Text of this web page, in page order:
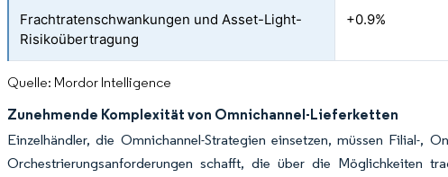
Frachtratenschwankungen und Asset-Light-
Risikoübertragung
+0.9%
Quelle: Mordor Intelligence
Zunehmende Komplexität von Omnichannel-Lieferketten
Einzelhändler, die Omnichannel-Strategien einsetzen, müssen Filial-,
Orchestrierungsanforderungen schafft, die über die Möglichkeiten